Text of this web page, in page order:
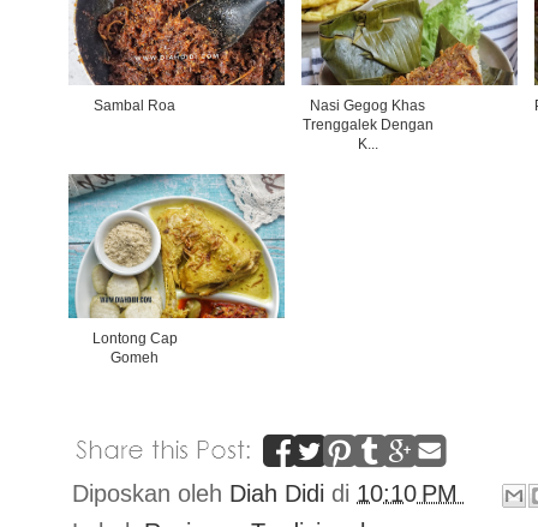
Sambal Roa
Nasi Gegog Khas
Trenggalek Dengan
K...
Lontong Cap
Gomeh
Diposkan oleh Diah Didi di 10:10 PM